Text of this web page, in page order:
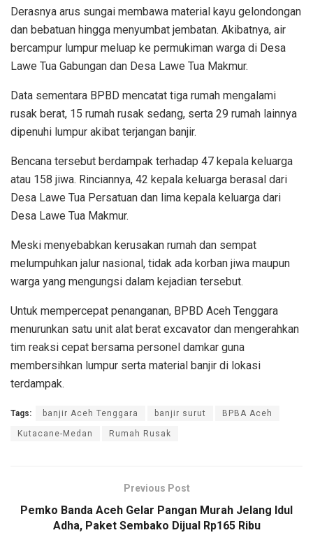
Derasnya arus sungai membawa material kayu gelondongan
dan bebatuan hingga menyumbat jembatan. Akibatnya, air
bercampur lumpur meluap ke permukiman warga di Desa
Lawe Tua Gabungan dan Desa Lawe Tua Makmur.
Data sementara BPBD mencatat tiga rumah mengalami
rusak berat, 15 rumah rusak sedang, serta 29 rumah lainnya
dipenuhi lumpur akibat terjangan banjir.
Bencana tersebut berdampak terhadap 47 kepala keluarga
atau 158 jiwa. Rinciannya, 42 kepala keluarga berasal dari
Desa Lawe Tua Persatuan dan lima kepala keluarga dari
Desa Lawe Tua Makmur.
Meski menyebabkan kerusakan rumah dan sempat
melumpuhkan jalur nasional, tidak ada korban jiwa maupun
warga yang mengungsi dalam kejadian tersebut.
Untuk mempercepat penanganan, BPBD Aceh Tenggara
menurunkan satu unit alat berat excavator dan mengerahkan
tim reaksi cepat bersama personel damkar guna
membersihkan lumpur serta material banjir di lokasi
terdampak.
Tags: banjir Aceh Tenggara banjir surut BPBA Aceh
Kutacane-Medan Rumah Rusak
Previous Post
Pemko Banda Aceh Gelar Pangan Murah Jelang Idul
Adha, Paket Sembako Dijual Rp165 Ribu